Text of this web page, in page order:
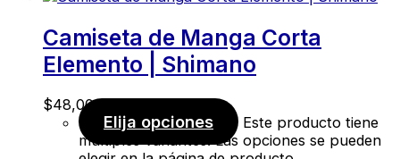
Camiseta de Manga Corta
Elemento | Shimano
$48,00
Elija opciones
Este producto tiene
múltiples variantes. Las opciones se pueden